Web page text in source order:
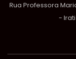
Rua Professora
-